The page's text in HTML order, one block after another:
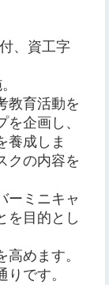
、資工字
教育活動を
企画し、
養成しま
クの内容を
ーミニキャ
を目的とし
めます。
です。